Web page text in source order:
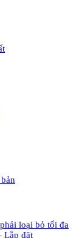
loại bỏ tối đa
Lắp đặt